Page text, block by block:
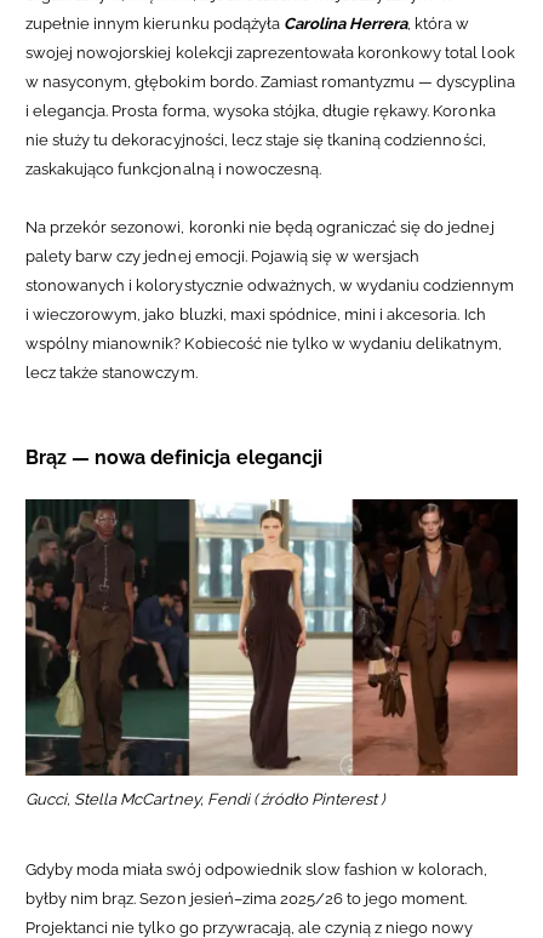
zupełnie innym kierunku podążyła Carolina Herrera, która w
swojej nowojorskiej kolekcji zaprezentowała koronkowy total look
w nasyconym, głębokim bordo. Zamiast romantyzmu — dyscyplina
i elegancja. Prosta forma, wysoka stójka, długie rękawy. Koronka
nie służy tu dekoracyjności, lecz staje się tkaniną codzienności,
zaskakująco funkcjonalną i nowoczesną.
Na przekór sezonowi, koronki nie będą ograniczać się do jednej
palety barw czy jednej emocji. Pojawią się w wersjach
stonowanych i kolorystycznie odważnych, w wydaniu codziennym
i wieczorowym, jako bluzki, maxi spódnice, mini i akcesoria. Ich
wspólny mianownik? Kobiecość nie tylko w wydaniu delikatnym,
lecz także stanowczym.
Brąz — nowa definicja elegancji
Gucci, Stella McCartney, Fendi ( źródło Pinterest )
Gdyby moda miała swój odpowiednik slow fashion w kolorach,
byłby nim brąz. Sezon jesień–zima 2025/26 to jego moment.
Projektanci nie tylko go przywracają, ale czynią z niego nowy